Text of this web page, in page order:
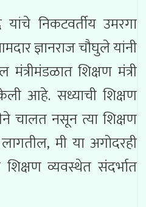
निकटवर्तीय उमरगा
ज्ञानराज चौघुले यांनी
मंत्रीमंडळात शिक्षण मंत्री
आहे. सध्याची शिक्षण
चालत नसून त्या शिक्षण
मी या अगोदरही
व्यवस्थेत संदर्भात